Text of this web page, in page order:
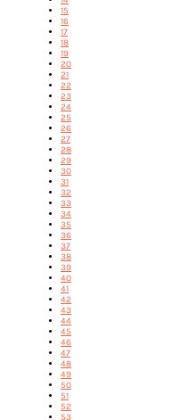
15
16
17
18
19
20
21
22
23
24
25
26
27
28
29
30
31
32
33
34
35
36
37
38
39
40
41
42
43
44
45
46
47
48
49
50
51
52
53